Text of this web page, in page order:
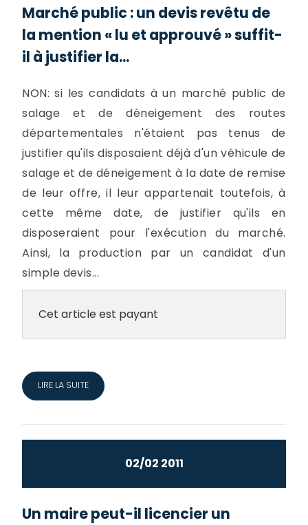
Marché public : un devis revêtu de
la mention « lu et approuvé » suffit-
il à justifier la...
NON: si les candidats à un marché public de
salage et de déneigement des routes
départementales n'étaient pas tenus de
justifier qu'ils disposaient déjà d'un véhicule de
salage et de déneigement à la date de remise
de leur offre, il leur appartenait toutefois, à
cette même date, de justifier qu'ils en
disposeraient pour l'exécution du marché.
Ainsi, la production par un candidat d'un
simple devis...
Cet article est payant
LIRE LA SUITE
02/02 2011
Un maire peut-il licencier un